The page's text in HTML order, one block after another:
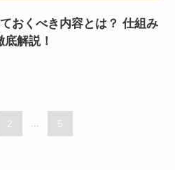
おくべき内容とは？ 仕組み
解説！
2 ... 5